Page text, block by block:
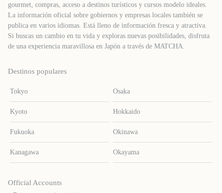
gourmet, compras, acceso a destinos turísticos y cursos modelo ideales.
La información oficial sobre gobiernos y empresas locales también se
publica en varios idiomas. Está lleno de información fresca y atractiva.
Si buscas un cambio en tu vida y exploras nuevas posibilidades, disfruta
de una experiencia maravillosa en Japón a través de MATCHA.
Destinos populares
Tokyo Osaka
Kyoto Hokkaido
Fukuoka Okinawa
Kanagawa Okayama
Official Accounts